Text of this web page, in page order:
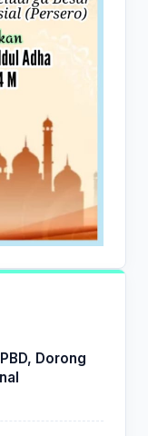
Dorong